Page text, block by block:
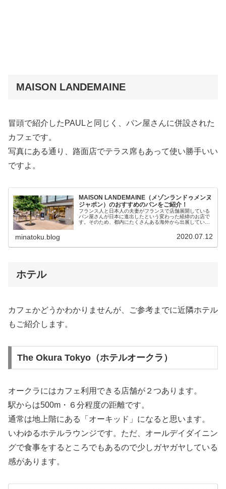
MAISON LANDEMAINE
冒頭で紹介したPAULと同じく、パン屋さんに併設された
カフェです。
写真にある通り、路面店でテラス席もあって使い勝手いい
ですよ。
MAISON LANDEMAINE（メゾンランドゥメンヌ
ジャポン）のおすすめのパンをご紹介！
フランス人と日本人の夫妻がフランスで店舗展開している
パン屋さんが日本に進出したという変わった経緯のお店で
す。そのため、都内にたくさんある海外から出展している
minatoku.blog 2020.07.12
ホテル
カフェかどうかわかりませんが、ご参考までに近隣ホテル
もご紹介します。
The Okura Tokyo（ホテルオークラ）
オークラにはカフェ利用できる店舗が２つあります。
駅からは500m・６分程度の距離です。
通常は地上階にある「オーキッド」になると思います。
いわゆるホテルラウンジです。ただ、オールデイダイニン
グで食事をするところでもあるので少しガヤガヤしている
感があります。